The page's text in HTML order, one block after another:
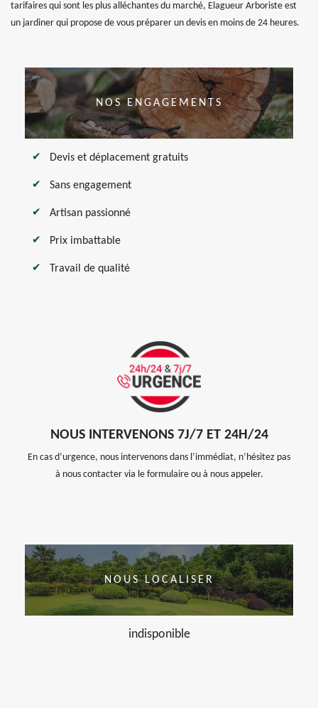
tarifaires qui sont les plus alléchantes du marché, Elagueur Arboriste est
un jardiner qui propose de vous préparer un devis en moins de 24 heures.
NOS ENGAGEMENTS
Devis et déplacement gratuits
Sans engagement
Artisan passionné
Prix imbattable
Travail de qualité
NOUS INTERVENONS 7J/7 ET 24H/24
En cas d’urgence, nous intervenons dans l’immédiat, n’hésitez pas
à nous contacter via le formulaire ou à nous appeler.
NOUS LOCALISER
indisponible